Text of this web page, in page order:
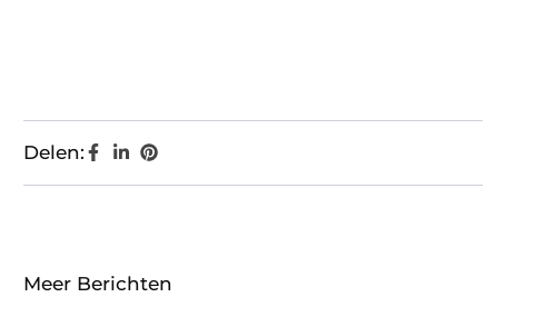
Delen:
Meer Berichten